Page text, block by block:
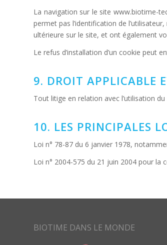
La navigation sur le site www.biotime-
permet pas l’identification de
ultérieure sur le site, et ont également
Le refus d’installation d’un cookie peut
9. DROIT APPLICABLE
Tout litige en relation avec l’utilisation
10. LES PRINCIPALES
Loi n° 78-87 du 6 janvier 1978,
Loi n° 2004-575 du 21 juin 2004 pour la
BIOTIME DANS LE MONDE